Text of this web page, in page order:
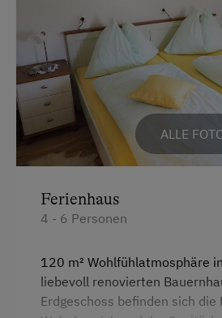
Am Betrieb
Familienanschluss
Garten/Wiese
Hausgarten
Kreativangebot
Obstgarten
Schnapsbrennerei
Schnapsverkostung
Traktorfahrten
ALLE
Ferienhaus
4 - 6 Personen
120 m² Wohlfühlatmosphäre
liebevoll renovierten
Erdgeschoss befinden sich die